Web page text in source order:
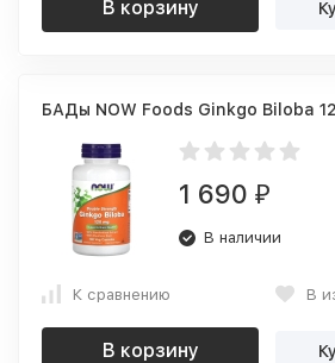
В корзину
БАДы NOW Foods Ginkgo Biloba
1 690 ₽
В наличии
К сравнению В
В корзину